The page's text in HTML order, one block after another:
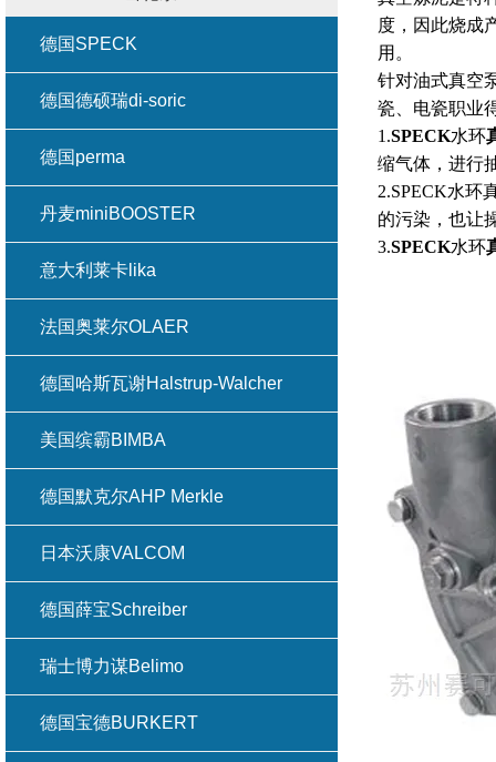
度，因此烧成
用。
针对油式真空
瓷、电瓷职业
1.SPECK水环
缩气体，进行
2.SPECK水环
的污染，也让
3.SPECK水环
德国SPECK
德国德硕瑞di-soric
德国perma
丹麦miniBOOSTER
意大利莱卡lika
法国奥莱尔OLAER
德国哈斯瓦谢Halstrup-Walcher
美国缤霸BIMBA
德国默克尔AHP Merkle
日本沃康VALCOM
德国薛宝Schreiber
瑞士博力谋Belimo
德国宝德BURKERT